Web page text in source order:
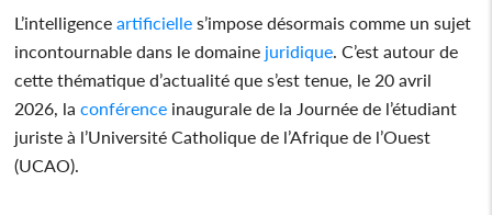
L’intelligence artificielle s’impose désormais comme un sujet
incontournable dans le domaine juridique . C’est autour de
cette thématique d’actualité que s’est tenue, le 20 avril
2026, la conférence inaugurale de la Journée de l’étudiant
juriste à l’Université Catholique de l’Afrique de l’Ouest
(UCAO).